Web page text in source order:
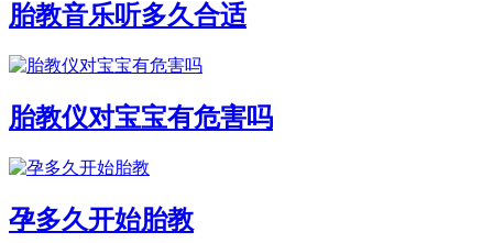
胎教音乐听多久合适
胎教仪对宝宝有危害吗
孕多久开始胎教